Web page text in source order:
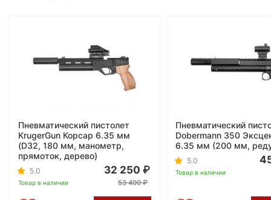
Пневматический пистолет
KrugerGun Корсар 6.35 мм
(D32, 180 мм, манометр,
прямоток, дерево)
5.0
Товар в наличии
32 250
53 400
Пневматический
Dobermann 350
6.35 мм (200 мм,
5.0
Товар в наличии